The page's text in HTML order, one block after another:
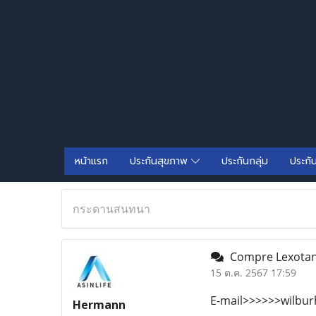
หน้าแรก ประกันสุขภาพ ประกันกลุ่ม ประ
กระดานสนทนา
Hermann
Compre
15 ต.ค. 2567 17:59
E-